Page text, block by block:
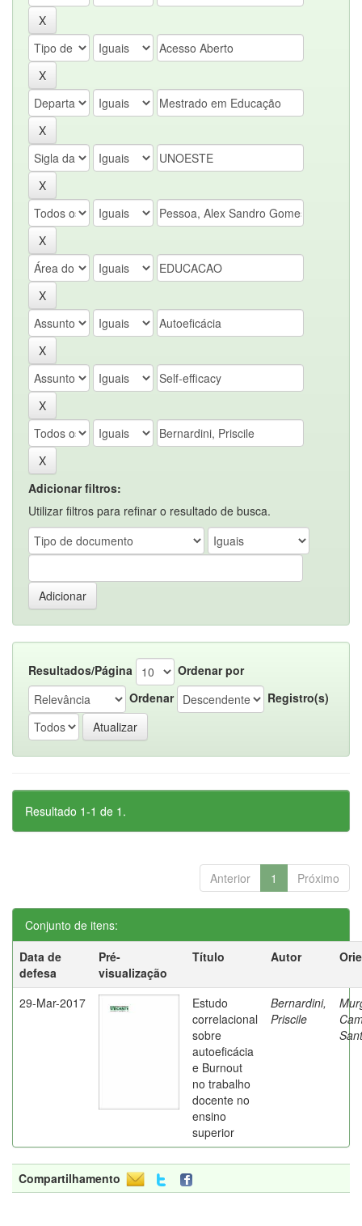
Adicionar filtros:
Utilizar filtros para refinar o resultado de busca.
Resultados/Página
Ordenar por
Ordenar
Registro(s)
Resultado 1-1 de 1.
Anterior 1 Próximo
Conjunto de itens:
Data de
defesa
Pré-
visualização
Título Autor
29-Mar-2017
Estudo
correlacional
sobre
autoeficácia
e Burnout
no trabalho
docente no
ensino
superior
Bernardini,
Priscile
Compartilhamento